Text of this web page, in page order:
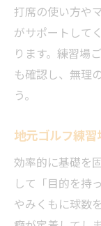
スコア
方
ゴルフ
プ法
きる理
出水市
術
本格的
打席の使い方や
がサポートして
ります。練習場
も確認し、無理
う。
地元ゴルフ練
効率的に基礎を
して「目的を持
やみくもに球数